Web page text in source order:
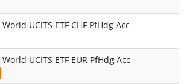
UCITS ETF CHF PfHdg Acc
UCITS ETF EUR PfHdg Acc